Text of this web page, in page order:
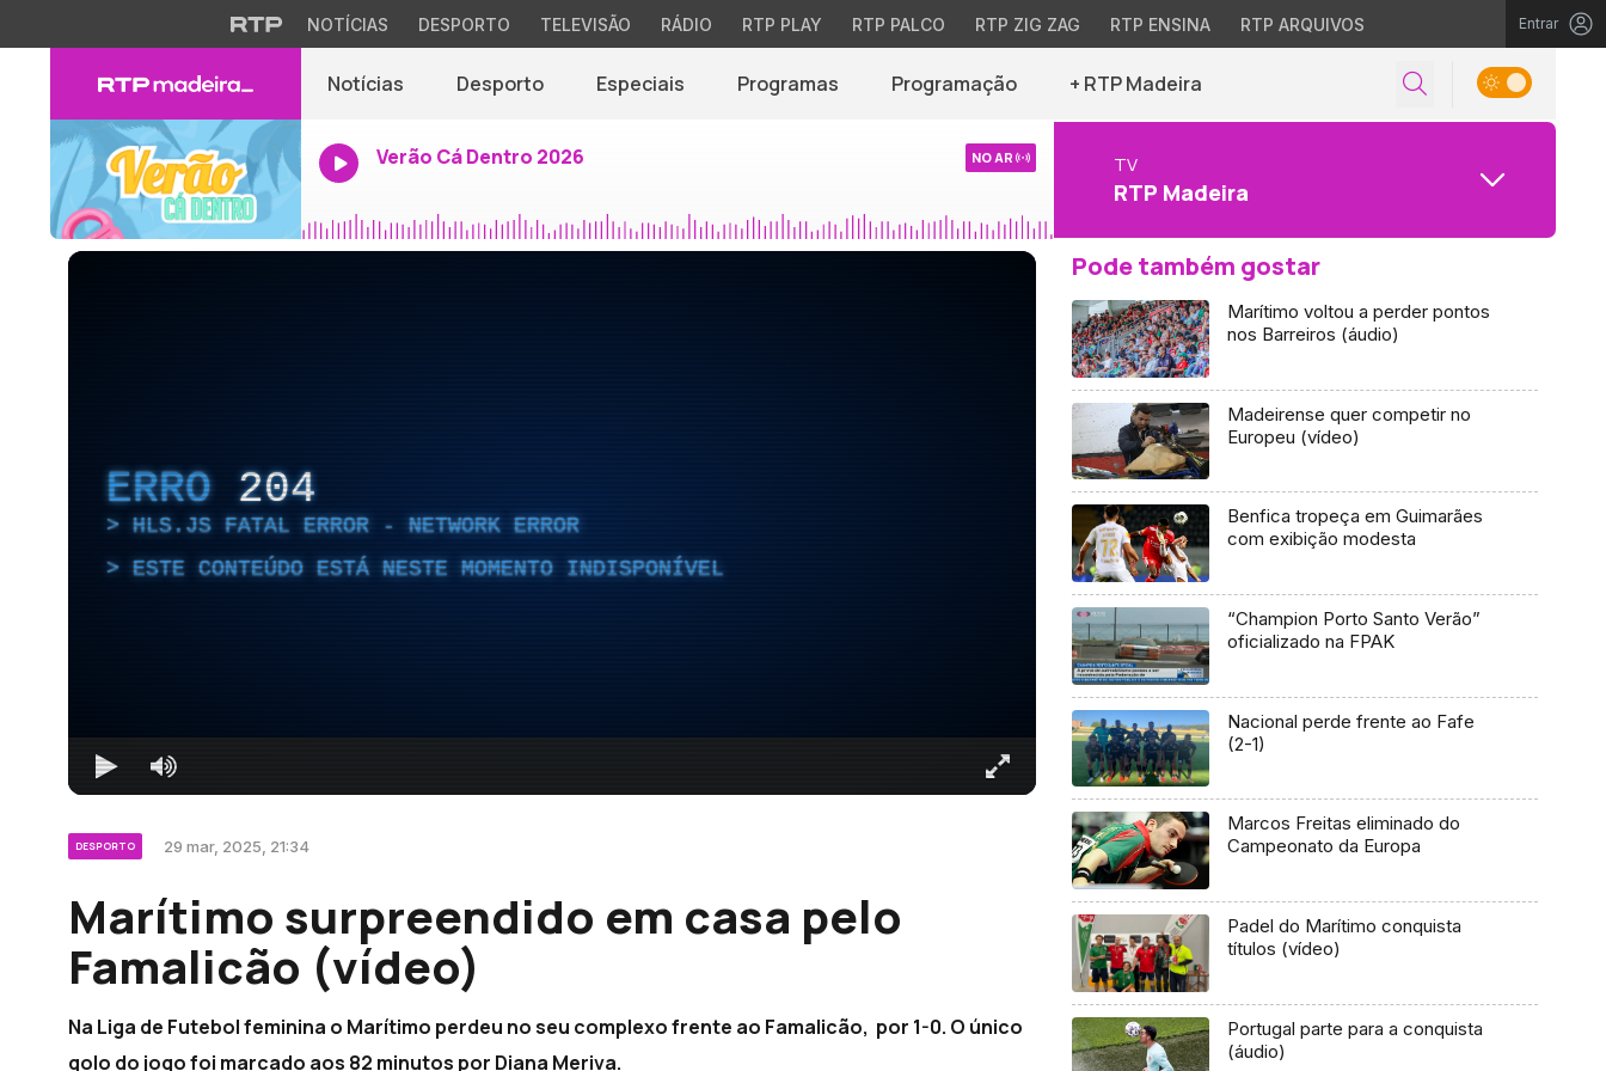
NOTÍCIAS DESPORTO TELEVISÃO RÁDIO RTP PLAY RTP PALCO RTP ZIG ZAG RTP ENSINA RTP ARQUIVOS Entrar
Notícias Desporto Especiais Programas Programação + RTP Madeira
Verão Cá Dentro 2026 NO AR TV
RTP Madeira
ERRO 204
HLS.JS FATAL ERROR - NETWORK ERROR
ESTE CONTEÚDO ESTÁ NESTE MOMENTO INDISPONÍVEL
DESPORTO 29 mar, 2025, 21:34
Marítimo surpreendido em casa pelo
Famalicão (vídeo)
Na Liga de Futebol feminina o Marítimo perdeu no seu complexo frente ao Famalicão, por 1-0. O único
golo do jogo foi marcado aos 82 minutos por Diana Meriva.
Pode também gostar
Marítimo voltou a perder pontos
nos Barreiros (áudio)
Madeirense quer competir no
Europeu (vídeo)
Benfica tropeça em Guimarães
com exibição modesta
“Champion Porto Santo Verão”
oficializado na FPAK
Nacional perde frente ao Fafe
(2-1)
Marcos Freitas eliminado do
Campeonato da Europa
Padel do Marítimo conquista
títulos (vídeo)
Portugal parte para a conquista
(áudio)